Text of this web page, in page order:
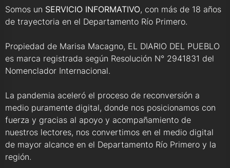
Somos un SERVICIO INFORMATIVO, con más de 18 años
de trayectoria en el Departamento Río Primero.
Propiedad de Marisa Macagno, EL DIARIO DEL PUEBLO
es marca registrada según Resolución N° 2941831 del
Nomenclador Internacional.
La pandemia aceleró el proceso de reconversión a
medio puramente digital, donde nos posicionamos con
fuerza y gracias al apoyo y acompañamiento de
nuestros lectores, nos convertimos en el medio digital
de mayor alcance en el Departamento Río Primero y la
región.